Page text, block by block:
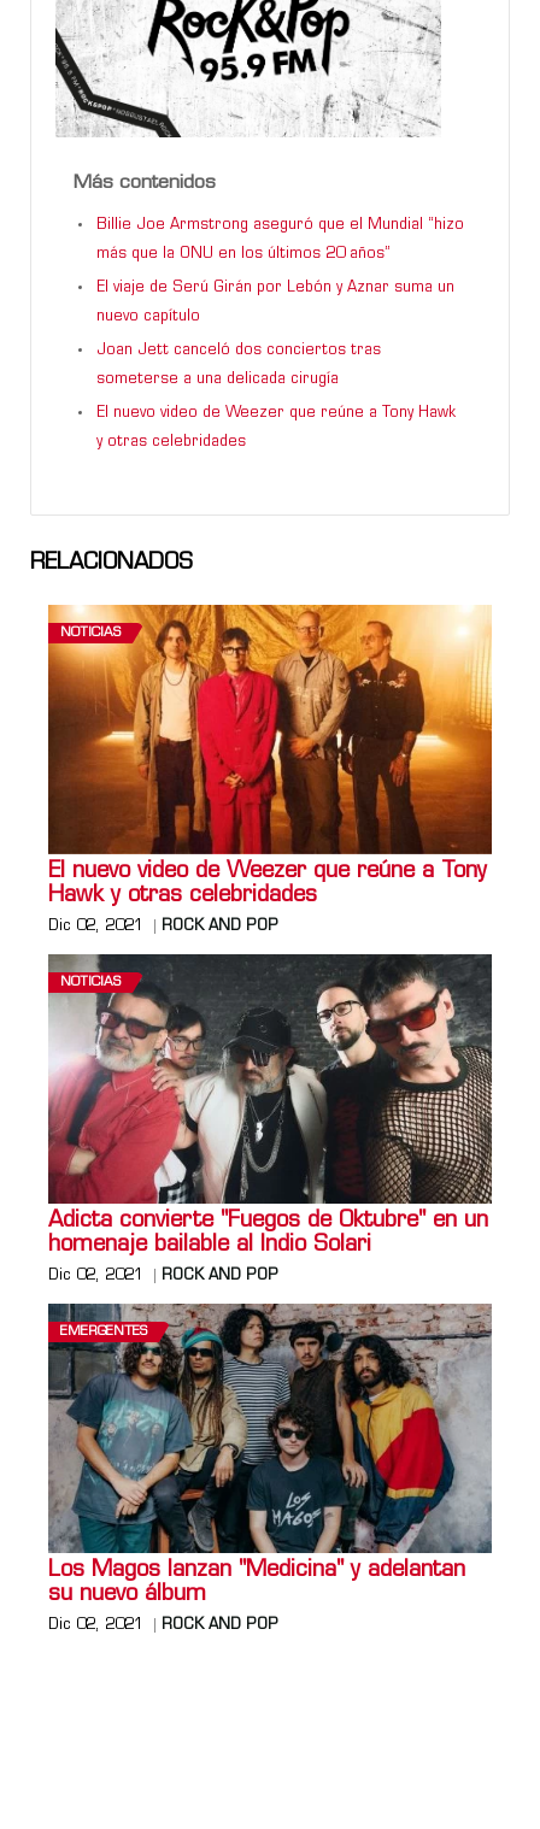
Más contenidos
Billie Joe Armstrong aseguró que el Mundial “hizo
más que la ONU en los últimos 20 años”
El viaje de Serú Girán por Lebón y Aznar suma un
nuevo capítulo
Joan Jett canceló dos conciertos tras
someterse a una delicada cirugía
El nuevo video de Weezer que reúne a Tony Hawk
y otras celebridades
RELACIONADOS
NOTICIAS
El nuevo video de Weezer que reúne a Tony
Hawk y otras celebridades
Dic 02, 2021 ROCK AND POP
NOTICIAS
Adicta convierte "Fuegos de Oktubre" en un
homenaje bailable al Indio Solari
Dic 02, 2021 ROCK AND POP
EMERGENTES
Los Magos lanzan "Medicina" y adelantan
su nuevo álbum
Dic 02, 2021 ROCK AND POP